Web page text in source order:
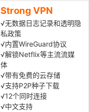
Strong VPN
√无数据日志记录和透明隐
私政策
√内置WireGuard协议
√解锁Netflix等主流流媒
体
√带有免费的云存储
√支持P2P种子下载
√12个同时连接
√中文支持